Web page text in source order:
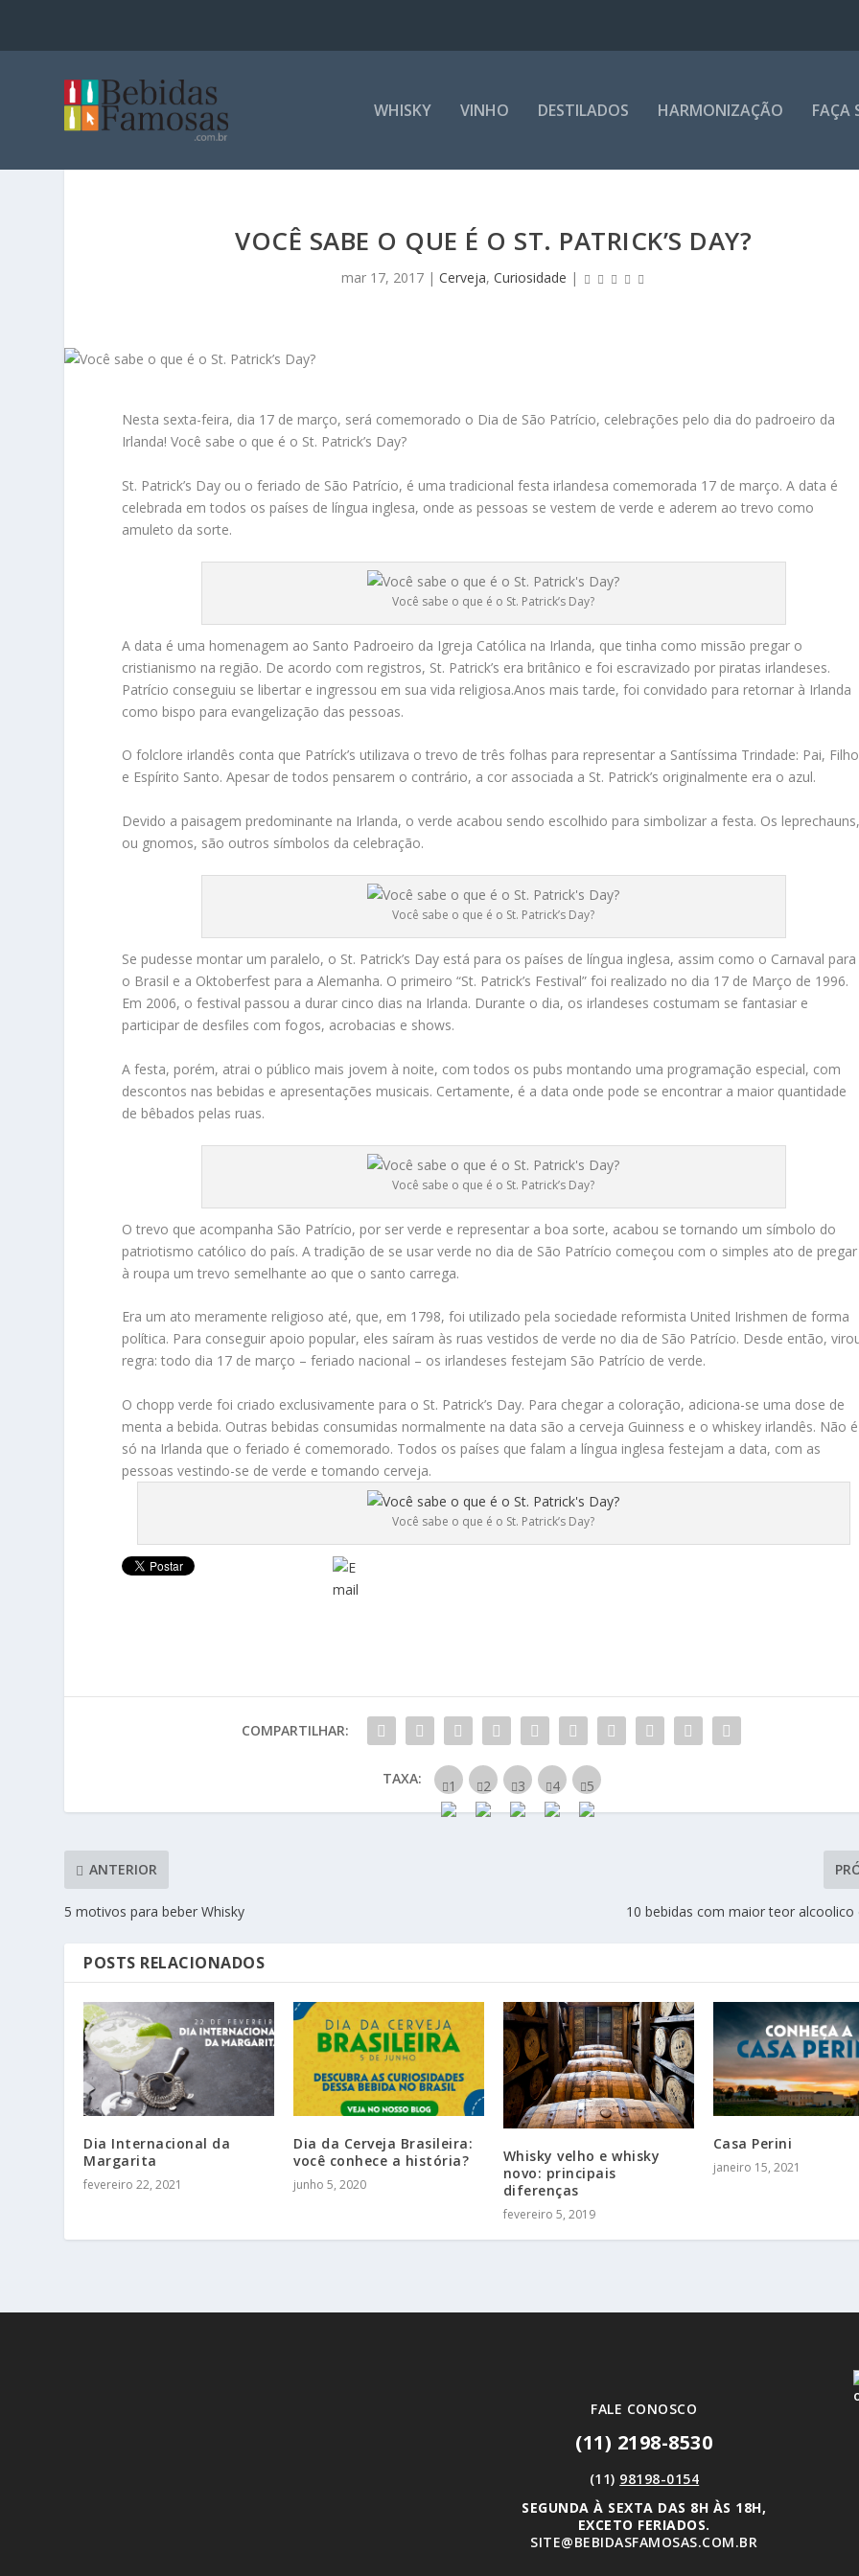
WHISKY VINHO DESTILADOS HARMONIZAÇÃO FAÇA
VOCÊ SABE O QUE É O ST. PATRICK’S DAY?
mar 17, 2017 |Cerveja,Curiosidade |
Nesta sexta-feira, dia 17 de março, será comemorado o Dia de São Patrício, celebrações pelo dia do padroeiro da
Irlanda! Você sabe o que é o St. Patrick’s Day?
St. Patrick’s Day ou o feriado de São Patrício, é uma tradicional festa irlandesa comemorada 17 de março. A data é
celebrada em todos os países de língua inglesa, onde as pessoas se vestem de verde e aderem ao trevo como
amuleto da sorte.
Você sabe o que é o St. Patrick’s Day?
A data é uma homenagem ao Santo Padroeiro da Igreja Católica na Irlanda, que tinha como missão pregar o
cristianismo na região. De acordo com registros, St. Patrick’s era britânico e foi escravizado por piratas irlandeses.
Patrício conseguiu se libertar e ingressou em sua vida religiosa.Anos mais tarde, foi convidado para retornar à Irlanda
como bispo para evangelização das pessoas.
O folclore irlandês conta que Patríck’s utilizava o trevo de três folhas para representar a Santíssima Trindade: Pai, Filho
e Espírito Santo. Apesar de todos pensarem o contrário, a cor associada a St. Patrick’s originalmente era o azul.
Devido a paisagem predominante na Irlanda, o verde acabou sendo escolhido para simbolizar a festa. Os
ou gnomos, são outros símbolos da celebração.
Você sabe o que é o St. Patrick’s Day?
Se pudesse montar um paralelo, o St. Patrick’s Day está para os países de língua inglesa, assim como o Carnaval para
o Brasil e a Oktoberfest para a Alemanha. O primeiro “St. Patrick’s Festival” foi realizado no dia 17 de Março de 1996.
Em 2006, o festival passou a durar cinco dias na Irlanda. Durante o dia, os irlandeses costumam se fantasiar e
participar de desfiles com fogos, acrobacias e shows.
A festa, porém, atrai o público mais jovem à noite, com todos os pubs montando uma programação especial, com
descontos nas bebidas e apresentações musicais. Certamente, é a data onde pode se encontrar a maior quantidade
de bêbados pelas ruas.
Você sabe o que é o St. Patrick’s Day?
O trevo que acompanha São Patrício, por ser verde e representar a boa sorte, acabou se tornando um símbolo do
patriotismo católico do país. A tradição de se usar verde no dia de São Patrício começou com o simples ato de pregar
à roupa um trevo semelhante ao que o santo carrega.
Era um ato meramente religioso até, que, em 1798, foi utilizado pela sociedade reformista United Irishmen de forma
política. Para conseguir apoio popular, eles saíram às ruas vestidos de verde no dia de São Patrício. Desde então,
regra: todo dia 17 de março – feriado nacional – os irlandeses festejam São Patrício de verde.
O chopp verde foi criado exclusivamente para o St. Patrick’s Day. Para chegar a coloração, adiciona-se uma dose de
menta a bebida. Outras bebidas consumidas normalmente na data são a cerveja Guinness e o whiskey irlandês. Não é
só na Irlanda que o feriado é comemorado. Todos os países que falam a língua inglesa festejam a data, com as
pessoas vestindo-se de verde e tomando cerveja.
Você sabe o que é o St. Patrick’s Day?
COMPARTILHAR:
TAXA:
ANTERIOR
5 motivos para beber Whisky 10 bebidas com maior teor
POSTS RELACIONADOS
Dia Internacional da
Margarita
fevereiro 22, 2021
Dia da Cerveja Brasileira:
você conhece a história?
junho 5, 2020
Whisky velho e whisky
novo: principais
diferenças
fevereiro 5, 2019
Casa Perini
janeiro 15, 2021
FALE CONOSCO
(11) 2198-8530
(11) 98198-0154
SEGUNDA À SEXTA DAS 8H ÀS 18H,
EXCETO FERIADOS.
SITE@BEBIDASFAMOSAS.COM.BR